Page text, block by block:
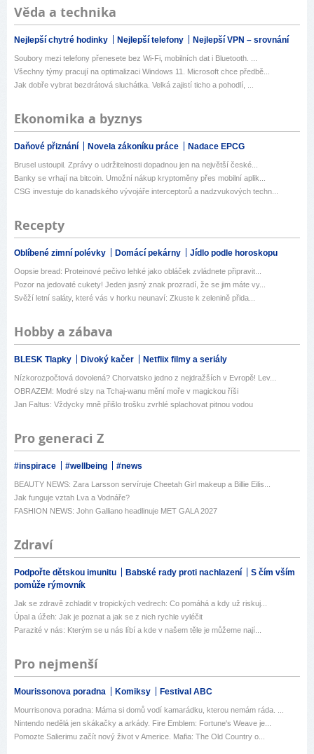
Věda a technika
Nejlepší chytré hodinky Nejlepší telefony Nejlepší VPN – srovnání
Soubory mezi telefony přenesete bez Wi-Fi, mobilních dat i Bluetooth. ...
Všechny týmy pracují na optimalizaci Windows 11. Microsoft chce předbě...
Jak dobře vybrat bezdrátová sluchátka. Velká zajistí ticho a pohodlí, ...
Ekonomika a byznys
Daňové přiznání Novela zákoníku práce Nadace EPCG
Brusel ustoupil. Zprávy o udržitelnosti dopadnou jen na největší české...
Banky se vrhají na bitcoin. Umožní nákup kryptoměny přes mobilní aplik...
CSG investuje do kanadského vývojáře interceptorů a nadzvukových techn...
Recepty
Oblíbené zimní polévky Domácí pekárny Jídlo podle horoskopu
Oopsie bread: Proteinové pečivo lehké jako obláček zvládnete připravit...
Pozor na jedovaté cukety! Jeden jasný znak prozradí, že se jim máte vy...
Svěží letní saláty, které vás v horku neunaví: Zkuste k zelenině přida...
Hobby a zábava
BLESK Tlapky Divoký kačer Netflix filmy a seriály
Nízkorozpočtová dovolená? Chorvatsko jedno z nejdražších v Evropě! Lev...
OBRAZEM: Modré slzy na Tchaj-wanu mění moře v magickou říši
Jan Faltus: Vždycky mně přišlo trošku zvrhlé splachovat pitnou vodou
Pro generaci Z
#inspirace #wellbeing #news
BEAUTY NEWS: Zara Larsson servíruje Cheetah Girl makeup a Billie Eilis...
Jak funguje vztah Lva a Vodnáře?
FASHION NEWS: John Galliano headlinuje MET GALA 2027
Zdraví
Podpořte dětskou imunitu Babské rady proti nachlazení
S čím vším
pomůže rýmovník
Jak se zdravě zchladit v tropických vedrech: Co pomáhá a kdy už riskuj...
Úpal a úžeh: Jak je poznat a jak se z nich rychle vyléčit
Parazité v nás: Kterým se u nás líbí a kde v našem těle je můžeme nají...
Pro nejmenší
Mourissonova poradna Komiksy Festival ABC
Mourrisonova poradna: Máma si domů vodí kamarádku, kterou nemám ráda. ...
Nintendo nedělá jen skákačky a arkády. Fire Emblem: Fortune's Weave je...
Pomozte Salierimu začít nový život v Americe. Mafia: The Old Country o...